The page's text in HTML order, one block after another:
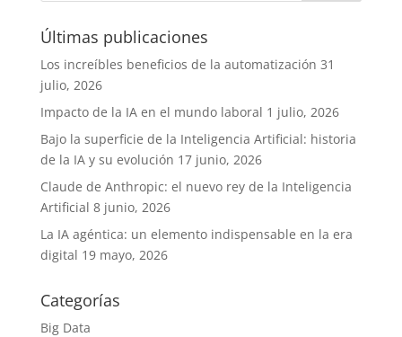
Últimas publicaciones
Los increíbles beneficios de la automatización 31
julio, 2026
Impacto de la IA en el mundo laboral 1 julio, 2026
Bajo la superficie de la Inteligencia Artificial: historia
de la IA y su evolución 17 junio, 2026
Claude de Anthropic: el nuevo rey de la Inteligencia
Artificial 8 junio, 2026
La IA agéntica: un elemento indispensable en la era
digital 19 mayo, 2026
Categorías
Big Data